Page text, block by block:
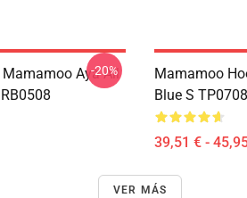
Aya All
-20%
Mamamoo
Blue S TP0708
39,51 € -
VER MÁS